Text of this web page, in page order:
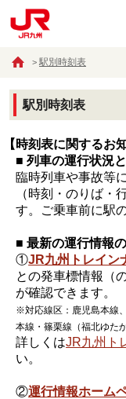
駅別時刻表
駅別時刻表
【時刻表に関するお
■ 列車の運行状況
臨時列車や事故等
（時刻・のりば・
す。ご乗車前に駅
■ 最新の運行情報
①JR九州トレイン
との発車標情報（
が確認できます。
※対応線区：鹿児島本線
本線・篠栗線（福北ゆた
詳しくはJR九州ト
い。
②運行情報ホーム